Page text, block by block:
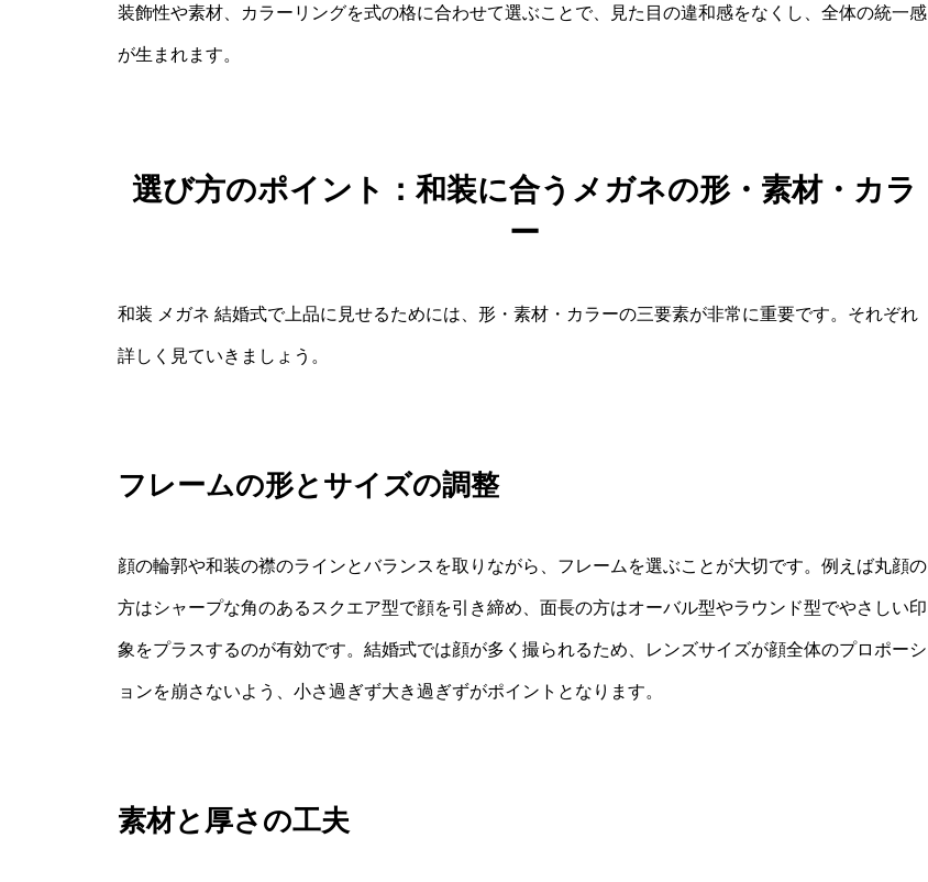
装飾性や素材、カラーリングを式の格に合わせて選ぶことで、見た目の違和感をなくし、全体の統一感
が生まれます。
選び方のポイント：和装に合うメガネの形・素材・カラ
ー
和装 メガネ 結婚式で上品に見せるためには、形・素材・カラーの三要素が非常に重要です。それぞれ
詳しく見ていきましょう。
フレームの形とサイズの調整
顔の輪郭や和装の襟のラインとバランスを取りながら、フレームを選ぶことが大切です。例えば丸顔の
方はシャープな角のあるスクエア型で顔を引き締め、面長の方はオーバル型やラウンド型でやさしい印
象をプラスするのが有効です。結婚式では顔が多く撮られるため、レンズサイズが顔全体のプロポーシ
ョンを崩さないよう、小さ過ぎず大き過ぎずがポイントとなります。
素材と厚さの工夫